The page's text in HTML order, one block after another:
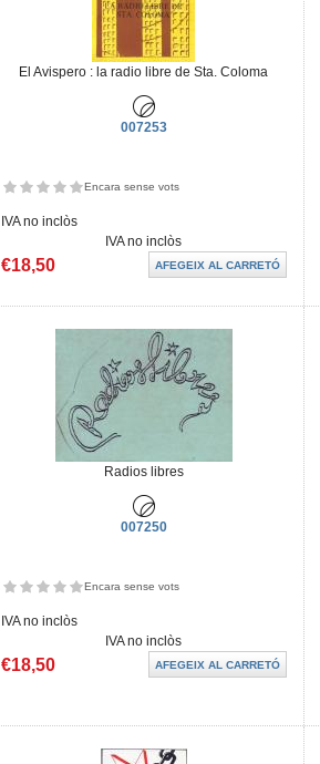
El Avispero : la radio libre de Sta. Coloma
007253
Encara sense vots
IVA no inclòs
IVA no inclòs
€18,50
Radios libres
007250
Encara sense vots
IVA no inclòs
IVA no inclòs
€18,50